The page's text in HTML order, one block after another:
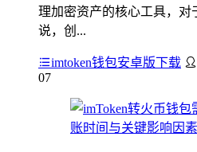
理加密资产的核心工具，
说，创...
imtoken钱包安卓版下载
07